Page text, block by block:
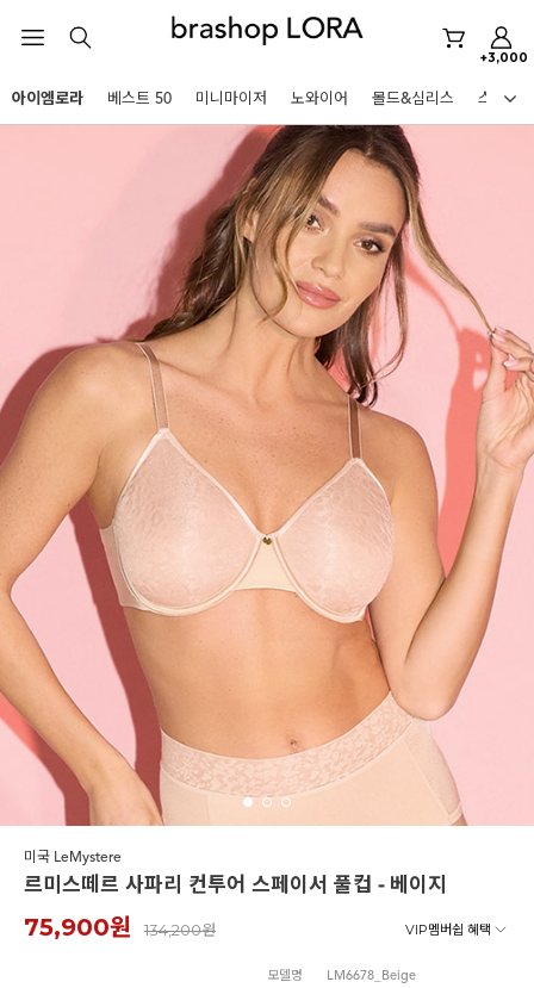
+3,000
HOT KEYWORDS
아이엠로라
노와이어
르미스떼르
미니마이저
아이엠로라
스포츠브라
노와이어
미니마이저
아이엠로라
스포츠브라
노와이어
르미스떼르
아니타스포츠 파르페 스트랩리스
아이엠로라 베스트 50 미니마이저 노와이어 몰드&심리스 스포츠
미국 LeMystere
르미스떼르 사파리 컨투어 스페이서 풀컵 - 베이지
75,900원 134,200원 VIP멤버쉽 혜택
모델명 LM6678_Beige